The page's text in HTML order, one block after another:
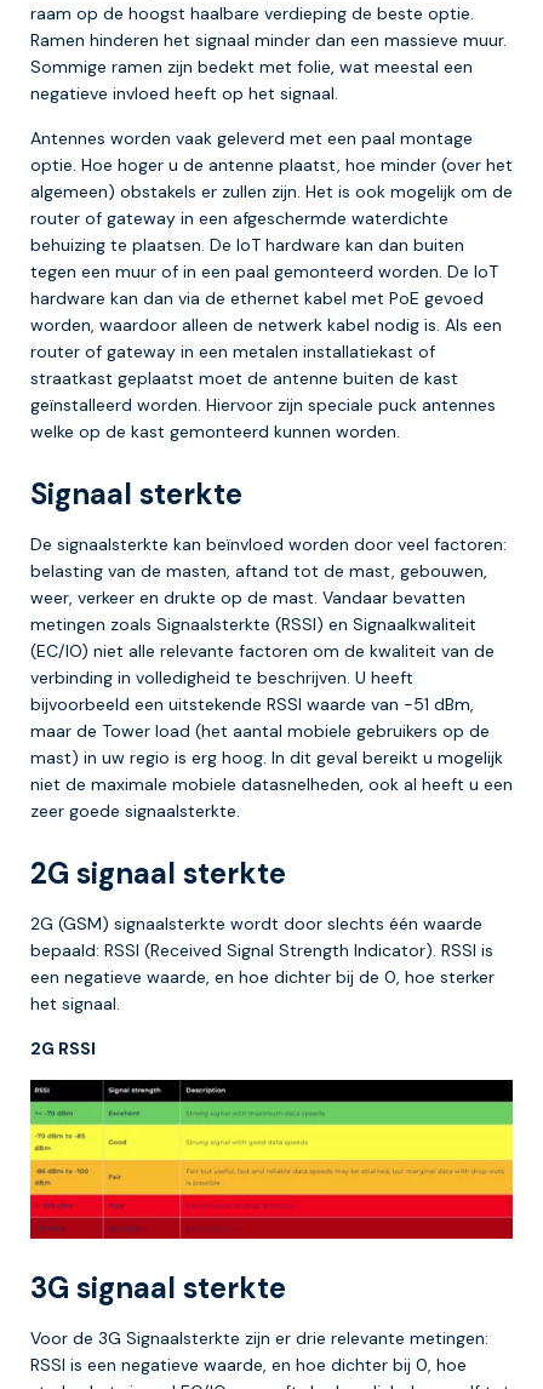
raam op de hoogst haalbare verdieping de beste optie.
Ramen hinderen het signaal minder dan een massieve muur.
Sommige ramen zijn bedekt met folie, wat meestal een
negatieve invloed heeft op het signaal.
Antennes worden vaak geleverd met een paal montage
optie. Hoe hoger u de antenne plaatst, hoe minder (over het
algemeen) obstakels er zullen zijn. Het is ook mogelijk om de
router of gateway in een afgeschermde waterdichte
behuizing te plaatsen. De IoT hardware kan dan buiten
tegen een muur of in een paal gemonteerd worden. De IoT
hardware kan dan via de ethernet kabel met PoE gevoed
worden, waardoor alleen de netwerk kabel nodig is. Als een
router of gateway in een metalen installatiekast of
straatkast geplaatst moet de antenne buiten de kast
geïnstalleerd worden. Hiervoor zijn speciale puck antennes
welke op de kast gemonteerd kunnen worden.
Signaal sterkte
De signaalsterkte kan beïnvloed worden door veel factoren:
belasting van de masten, aftand tot de mast, gebouwen,
weer, verkeer en drukte op de mast. Vandaar bevatten
metingen zoals Signaalsterkte (RSSI) en Signaalkwaliteit
(EC/IO) niet alle relevante factoren om de kwaliteit van de
verbinding in volledigheid te beschrijven. U heeft
bijvoorbeeld een uitstekende RSSI waarde van -51 dBm,
maar de Tower load (het aantal mobiele gebruikers op de
mast) in uw regio is erg hoog. In dit geval bereikt u mogelijk
niet de maximale mobiele datasnelheden, ook al heeft u een
zeer goede signaalsterkte.
2G signaal sterkte
2G (GSM) signaalsterkte wordt door slechts één waarde
bepaald: RSSI (Received Signal Strength Indicator). RSSI is
een negatieve waarde, en hoe dichter bij de 0, hoe sterker
het signaal.
2G RSSI
3G signaal sterkte
Voor de 3G Signaalsterkte zijn er drie relevante metingen:
RSSI is een negatieve waarde, en hoe dichter bij 0, hoe